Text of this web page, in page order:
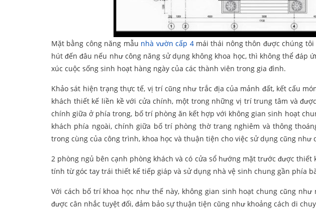
Mặt bằng công năng mẫu nhà vườn cấp 4mái thái nông thôn được chúng tôi
hút đến đâu nếu như công năng sử dụng không khoa học, thì không thể đáp
xúc cuộc sống sinh hoạt hàng ngày của các thành viên trong gia đình.
Khảo sát hiện trạng thực tế, vị trí cũng như trắc địa của mảnh đất, kết cấu
khách thiết kế liền kề với cửa chính, một trong những vị trí trung tâm và
chính giữa ở phía trong, bố trí phòng ăn kết hợp với không gian sinh hoạt
khách phía ngoài, chính giữa bố trí phòng thờ trang nghiêm và thông
trong cùng của công trình, khoa học và thuận tiện cho việc sử dụng cũng như
2 phòng ngủ bên cạnh phòng khách và có cửa sổ hướng mặt trước được
tính từ góc tay trái thiết kế tiếp giáp và sử dụng nhà vệ sinh chung gần phía
Với cách bố trí khoa học như thế này, không gian sinh hoạt chung cũng như
được cân nhắc tuyệt đối, đảm bảo sự thuận tiện cũng như khoảng cách di